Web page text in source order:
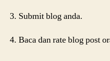
3. Submit blog anda.
4. Baca dan rate blog post